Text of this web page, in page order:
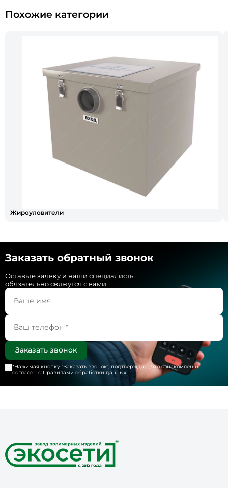
Похожие категории
Жироуловители
Заказать обратный звонок
Оставьте заявку и наши специалисты
обязательно свяжутся с вами
*Нажимая кнопку "Заказать звонок", подтверждаю, что ознакомлен и
согласен с Правилами обработки данных